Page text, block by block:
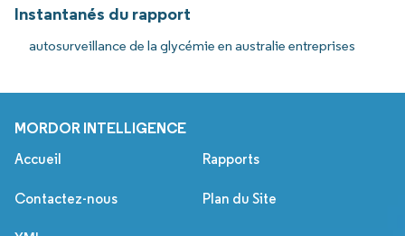
Instantanés du rapport
autosurveillance de la glycémie en australie entreprises
MORDOR INTELLIGENCE
Accueil Rapports
Contactez-nous Plan du Site